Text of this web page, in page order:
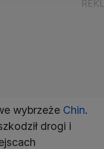
wybrzeże Chin.
drogi i